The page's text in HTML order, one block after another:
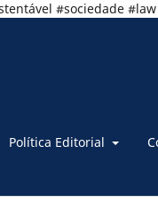
#sociedade
Política Editorial